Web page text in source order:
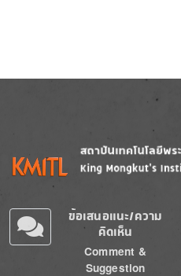
Image
ข้อเสนอแนะ/ความ
คิดเห็น
Comment &
Suggestion